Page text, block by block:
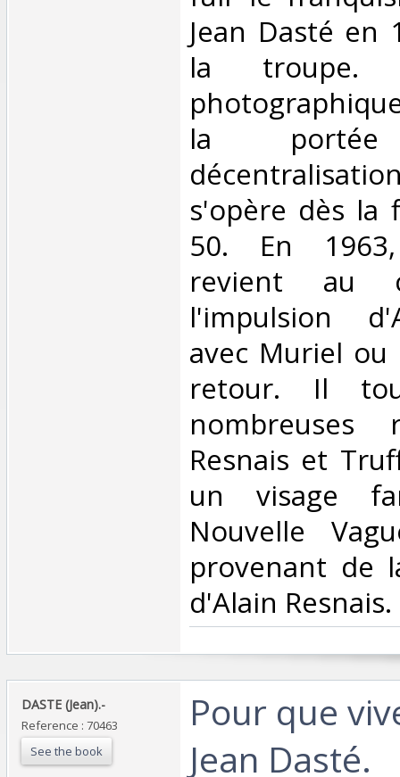
Jean Dasté
la troupe.
la
s'opère dès la
50. En
revient au
l'impulsion
avec Muriel
retour. Il
nombreuses
Resnais et
un visage
Nouvelle
provenant de
d'Alain Resnais.‎
‎DASTE (Jean).-‎
Reference : 70463
See the book
‎Pour que
Jean Dasté.‎